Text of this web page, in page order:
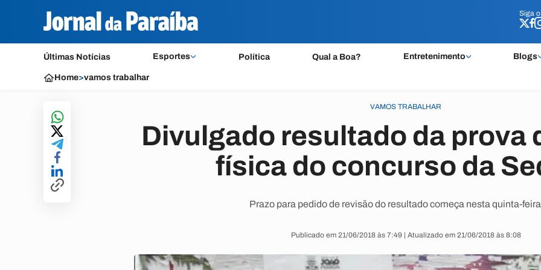
Siga o
Últimas Notícias Esportes Política Qual a Boa? Entretenimento Blogs
Siga o
Home>vamos trabalhar
VAMOS TRABALHAR
Divulgado resultado da prova
física do concurso da
Prazo para pedido de revisão do resultado começa nesta quinta-
Publicado em 21/06/2018 às 7:49 | Atualizado em 21/06/2018 às 8:08